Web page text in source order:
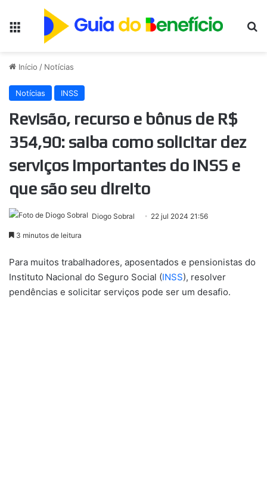
Início / Notícias
Notícias INSS
Revisão, recurso e bônus de R$
354,90: saiba como solicitar dez
serviços importantes do INSS e
que são seu direito
Diogo Sobral 22 jul 2024 21:56
3 minutos de leitura
Para muitos trabalhadores, aposentados e pensionistas do
Instituto Nacional do Seguro Social (INSS), resolver
pendências e solicitar serviços pode ser um desafio.